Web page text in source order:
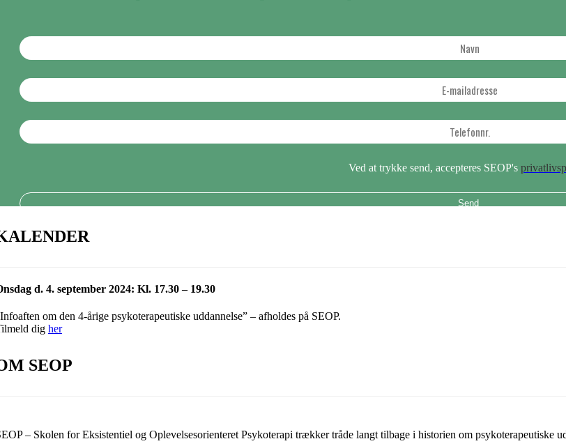
Ved at trykke send, accepteres SEOP's
d. 4. september 2024: Kl. 17.30 – 19.30
om den 4-årige psykoterapeutiske uddannelse” – afholdes på SEOP.
dig her
SEOP
– Skolen for Eksistentiel og Oplevelsesorienteret Psykoterapi trækker tråde langt tilbage i historien om psykoterapeutiske